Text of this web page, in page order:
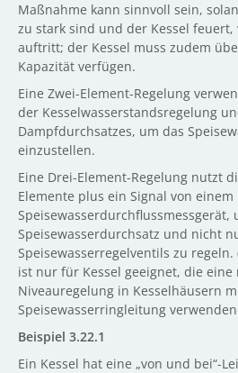
Maßnahme kann sinnvoll sein,
zu stark sind und der Kessel feuert,
auftritt; der Kessel muss zudem
Kapazität verfügen.
Eine Zwei-Element-Regelung
der Kesselwasserstandsregelung
Dampfdurchsatzes, um das
einzustellen.
Eine Drei-Element-Regelung nutzt
Elemente plus ein Signal von einem
Speisewasserdurchsatz und nicht
Speisewasserregelventils zu
ist nur für Kessel geeignet, die
Niveauregelung in Kesselhäusern
Speisewasserringleitung
Beispiel 3.22.1
Ein Kessel hat eine „von und bei“-